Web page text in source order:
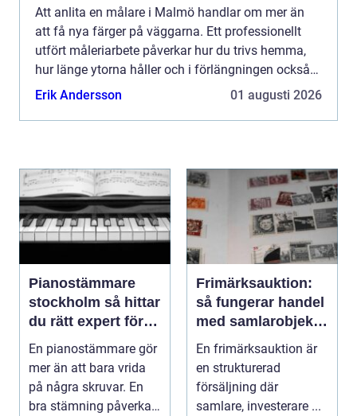
Att anlita en målare i Malmö handlar om mer än
att få nya färger på väggarna. Ett professionellt
utfört måleriarbete påverkar hur du trivs hemma,
hur länge ytorna håller och i förlängningen också
värdet på bostaden. Samtidigt kan det vara svårt
Erik Andersson 01 augusti 2026
Pianostämmare
stockholm så hittar
du rätt expert för
ditt piano
En pianostämmare gör
mer än att bara vrida
på några skruvar. En
bra stämning påverkar
Frimärksauktion:
så fungerar handel
med samlarobjekt i
praktiken
En frimärksauktion är
en strukturerad
försäljning där
samlare, investerare ...